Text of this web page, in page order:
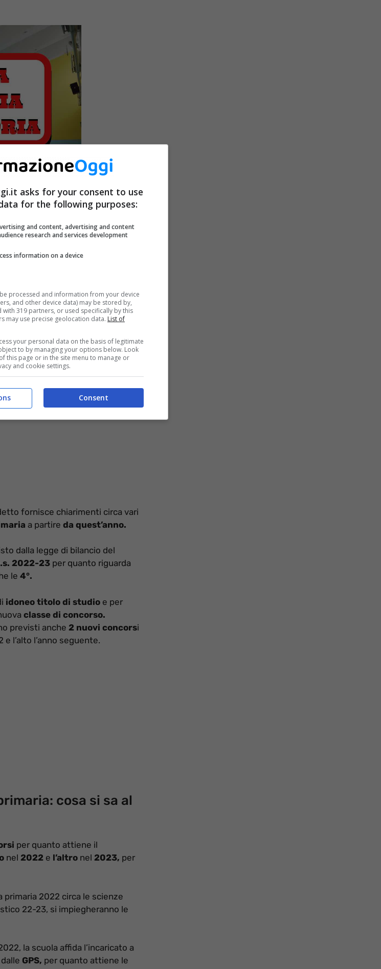
primaria è, in un primo
verrà attivato anche nelle4°.
(in basso)da parte delMIUR
fornisce chiarimenti circa vari
a partire da quest’anno.
dalla legge di bilancio del
2022-23 per quanto riguarda
le 4°.
idoneo titolo di studio e per
classe di concorso.
previsti anche 2 nuovi concorsi
l’alto l’anno seguente.
cosa si sa al
per quanto attiene il
nel 2022 e l’altro nel 2023, per
2022 circa le scienze
22-23, si impiegheranno le
la scuola affida l’incaricato a
GPS, per quanto attiene le
asks for your consent to use
for the following purposes:
and content, advertising and content
research and services development
information on a device
processed and information from your device
and other device data) may be stored by,
with 319 partners, or used specifically by this
may use precise geolocation data. List of
your personal data on the basis of legitimate
to by managing your options below. Look
this page or in the site menu to manage or
and cookie settings.
Consent